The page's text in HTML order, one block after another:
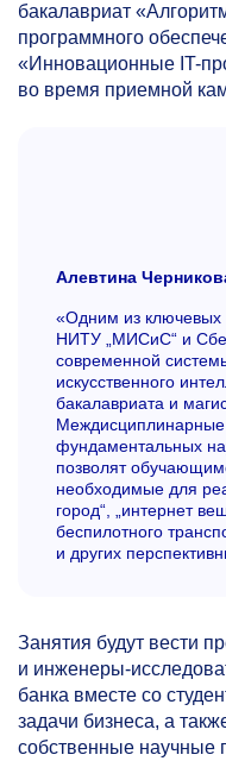
бакалавриат
программного
«Инновационные IT-
во время приемной
Алевтина
«Одним из ключевых
НИТУ „МИСиС“ и
современной
искусственного
бакалавриата и
фундаментальных
позволят
необходимые для
город“, „интернет
беспилотного
и других
Занятия будут вести
и инженеры-
банка вместе со
задачи бизнеса, а
собственные научные